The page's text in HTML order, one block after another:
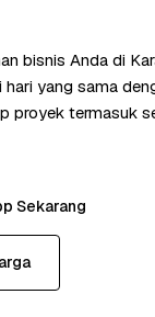
bisnis Anda di
yang sama
proyek termasuk
Sekarang